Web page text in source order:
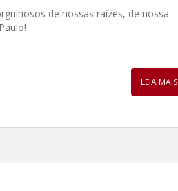
de nossas raízes, de nossa
LEIA MAIS